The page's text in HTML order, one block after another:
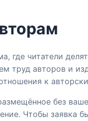
где читатели
труд авторов и
к
без
Чтобы заявка